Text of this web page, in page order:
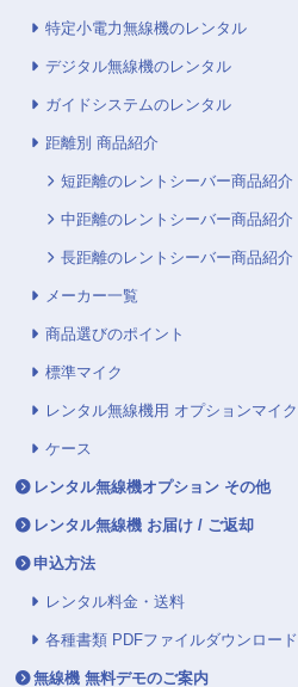
特定小電力無線機のレンタル
デジタル無線機のレンタル
ガイドシステムのレンタル
距離別 商品紹介
短距離のレントシーバー商品紹介
中距離のレントシーバー商品紹介
長距離のレントシーバー商品紹介
メーカー一覧
商品選びのポイント
標準マイク
レンタル無線機用 オプションマイク
ケース
レンタル無線機オプション その他
レンタル無線機 お届け / ご返却
申込方法
レンタル料金・送料
各種書類 PDFファイルダウンロード
無線機 無料デモのご案内